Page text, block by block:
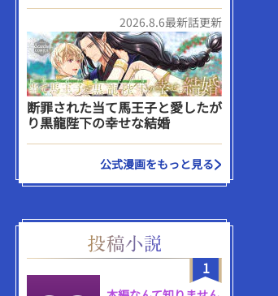
2026.8.6最新話更新
断罪された当て馬王子と愛したが
り黒龍陛下の幸せな結婚
公式漫画をもっと見る
1